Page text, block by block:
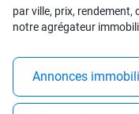
par ville, prix, rendement,
notre agrégateur
Annonces